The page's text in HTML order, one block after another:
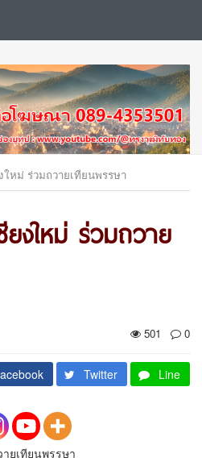
ใหม่ ร่วมถวายเทียนพรรษา
ยงใหม่ ร่วมถวาย
501
0
Twitter Line
ยเทียนพรรษา